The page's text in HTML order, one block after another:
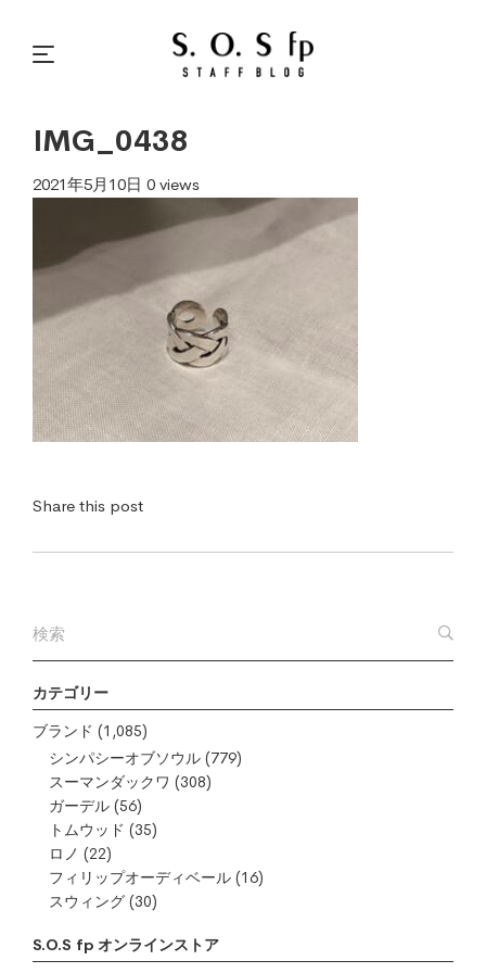
カテゴリー
ブランド (1,085)
シンパシーオブソウル (779)
スーマンダックワ (308)
ガーデル (56)
トムウッド (35)
ロノ (22)
フィリップオーディベール (16)
スウィング (30)
S.O.S fp オンラインストア
IMG_0438
2021年5月10日 0 views
Share this post